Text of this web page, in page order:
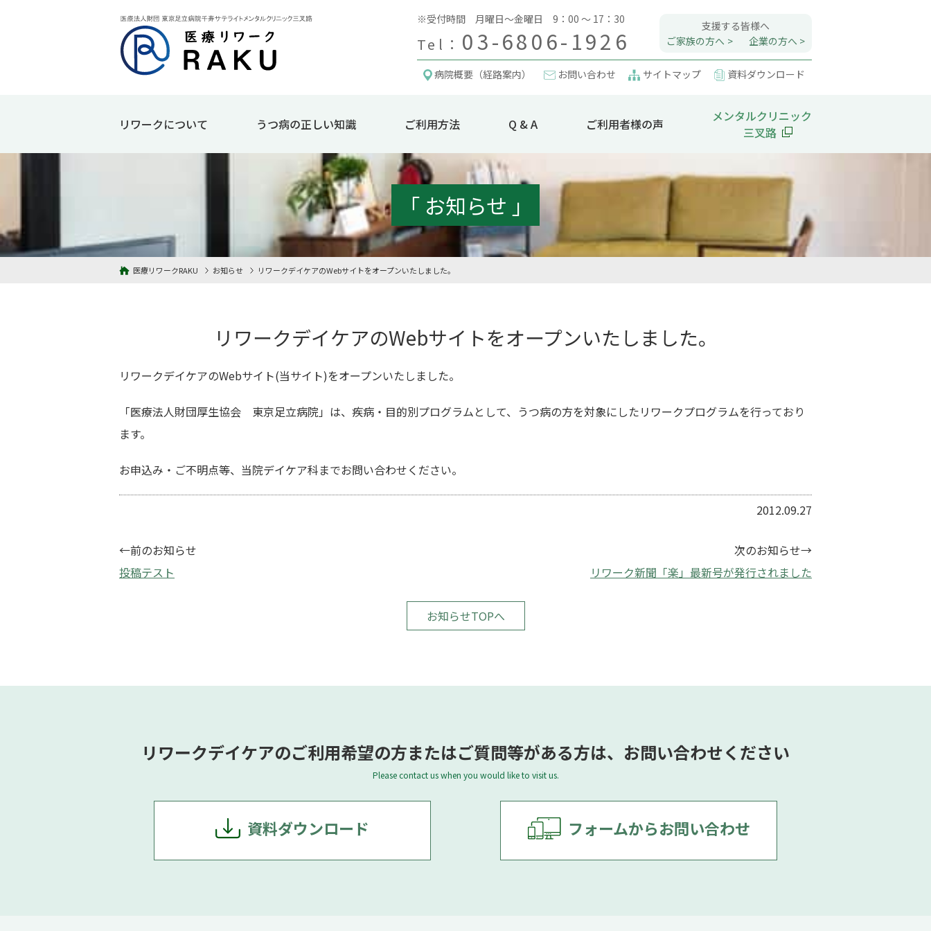
※受付時間 月曜日～金曜日 9：00 ～ 17：30
Tel： 03-6806-1926
支援する皆様へ
ご家族の方へ
企業の方へ
病院概要（経路案内） お問い合わせ サイトマップ 資料ダウンロード
リワークについて うつ病の正しい知識 ご利用方法 Q & A ご利用者様の声
メンタルクリニック
三叉路
「 お知らせ 」
医療リワークRAKU お知らせ リワークデイケアのWebサイトをオープンいたしました。
リワークデイケアのWebサイトをオープンいたしました。
リワークデイケアのWebサイト(当サイト)をオープンいたしました。
「医療法人財団厚生協会 東京足立病院」は、疾病・目的別プログラムとして、うつ病の方を対象にしたリワークプログラムを行っており
ます。
お申込み・ご不明点等、当院デイケア科までお問い合わせください。
2012.09.27
←前のお知らせ
投稿テスト
次のお知らせ→
リワーク新聞「楽」最新号が発行されました
お知らせTOPへ
リワークデイケアのご利用希望の方またはご質問等がある方は、お問い合わせください
Please contact us when you would like to visit us.
資料ダウンロード フォームからお問い合わせ